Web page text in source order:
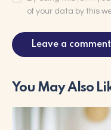
of your data by this
You May Also